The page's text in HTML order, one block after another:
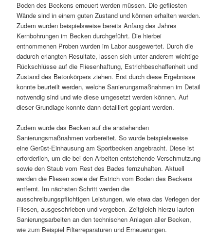
Boden des Beckens erneuert werden müssen. Die gefliesten
Wände sind in einem guten Zustand und können erhalten werden.
Zudem wurden beispielsweise bereits Anfang des Jahres
Kernbohrungen im Becken durchgeführt. Die hierbei
entnommenen Proben wurden im Labor ausgewertet. Durch die
dadurch erlangten Resultate, lassen sich unter anderem wichtige
Rückschlüsse auf die Fliesenhaftung, Estrichbeschaffenheit und
Zustand des Betonkörpers ziehen. Erst durch diese Ergebnisse
konnte beurteilt werden, welche Sanierungsmaßnahmen im Detail
notwendig sind und wie diese umgesetzt werden können. Auf
dieser Grundlage konnte dann detailliert geplant werden.
Zudem wurde das Becken auf die anstehenden
Sanierungsmaßnahmen vorbereitet. So wurde beispielsweise
eine Gerüst-Einhausung am Sportbecken angebracht. Diese ist
erforderlich, um die bei den Arbeiten entstehende Verschmutzung
sowie den Staub vom Rest des Bades fernzuhalten. Aktuell
werden die Fliesen sowie der Estrich vom Boden des Beckens
entfernt. Im nächsten Schritt werden die
ausschreibungspflichtigen Leistungen, wie etwa das Verlegen der
Fliesen, ausgeschrieben und vergeben. Zeitgleich hierzu laufen
Sanierungsarbeiten an den technischen Anlagen aller Becken,
wie zum Beispiel Filterreparaturen und Erneuerungen.